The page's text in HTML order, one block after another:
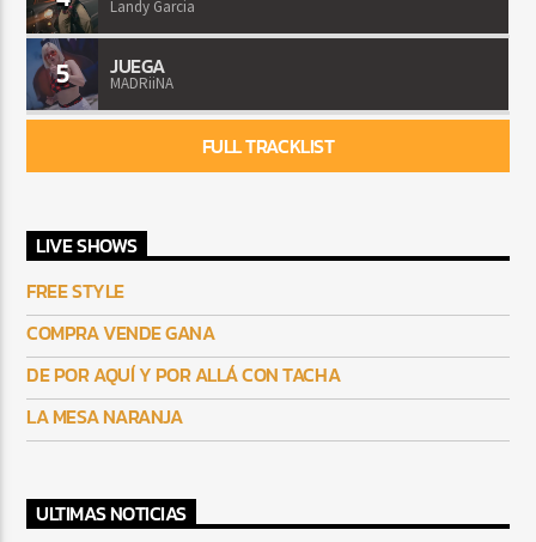
Landy Garcia
5 JUEGA
MADRiiNA
FULL TRACKLIST
LIVE SHOWS
FREE STYLE
COMPRA VENDE GANA
DE POR AQUÍ Y POR ALLÁ CON TACHA
LA MESA NARANJA
ULTIMAS NOTICIAS